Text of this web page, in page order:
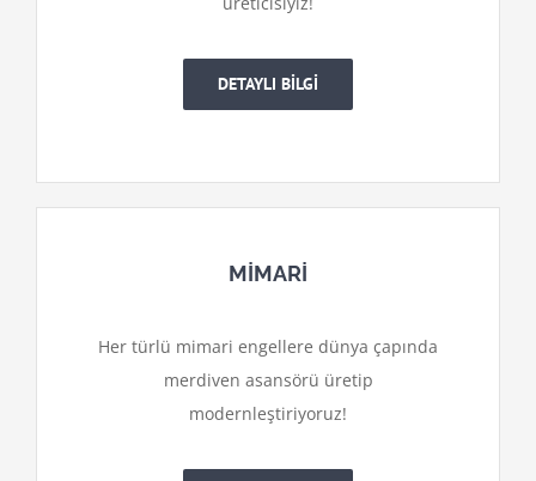
DETAYLI BİLGİ
MİMARİ
Her türlü mimari engellere dünya çapında
merdiven asansörü üretip
modernleştiriyoruz!